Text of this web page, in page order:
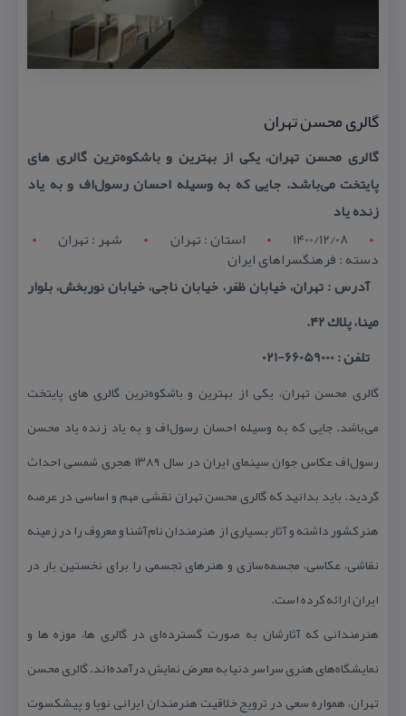
گالری محسن تهران
گالری محسن تهران، یكی از بهترین و باشكوه‌ترین گالری های
پایتخت می‌باشد. جایی كه به وسیله احسان رسول‌اف و به یاد
زنده یاد
1400/12/08
استان : تهران شهر : تهران
دسته : فرهنگسراهای ایران
آدرس : تهران، خیابان ظفر، خیابان ناجی، خیابان نوربخش، بلوار
مینا، پلاك ۴۲.
تلفن : 66059000-021
گالری محسن تهران، یكی از بهترین و باشكوه‌ترین گالری های پایتخت
می‌باشد. جایی كه به وسیله احسان رسول‌اف و به یاد زنده یاد محسن
رسول‌اف عكاس جوان سینمای ایران در سال ۱۳۸۹ هجری شمسی احداث
گردید. باید بدانید كه گالری محسن تهران نقشی مهم و اساسی در عرصه
هنر كشور داشته و آثار بسیاری از هنرمندان نام‌آشنا و معروف را در زمینه
نقاشی، عكاسی، مجسمه‌سازی و هنرهای تجسمی را برای نخستین بار در
ایران ارائه كرده است.
هنرمندانی كه آثارشان به صورت گسترده‌ای در گالری ها، موزه ها و
نمایشگاه‌های هنری سراسر دنیا به معرض نمایش درآمده‌اند. گالری محسن
تهران، همواره سعی در ترویج خلاقیت هنرمندان ایرانی نوپا و پیشكسوت